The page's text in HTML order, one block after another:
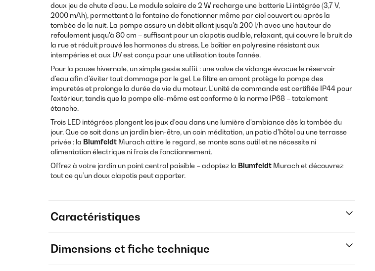
doux jeu de chute d'eau. Le module solaire de 2 W recharge une batterie Li intégrée (3,7 V,
2000 mAh), permettant à la fontaine de fonctionner même par ciel couvert ou après la
tombée de la nuit. La pompe assure un débit allant jusqu'à 200 l/h avec une hauteur de
refoulement jusqu'à 80 cm – suffisant pour un clapotis audible, relaxant, qui couvre le bruit de
la rue et réduit prouvé les hormones du stress. Le boîtier en polyresine résistant aux
intempéries et aux UV est conçu pour une utilisation toute l'année.
Pour la pause hivernale, un simple geste suffit : une valve de vidange évacue le réservoir
d'eau afin d'éviter tout dommage par le gel. Le filtre en amont protège la pompe des
impuretés et prolonge la durée de vie du moteur. L'unité de commande est certifiée IP44 pour
l'extérieur, tandis que la pompe elle-même est conforme à la norme IP68 – totalement
étanche.
Trois LED intégrées plongent les jeux d'eau dans une lumière d'ambiance dès la tombée du
jour. Que ce soit dans un jardin bien-être, un coin méditation, un patio d'hôtel ou une terrasse
privée : la Blumfeldt Murach attire le regard, se monte sans outil et ne nécessite ni
alimentation électrique ni frais de fonctionnement.
Offrez à votre jardin un point central paisible – adoptez la Blumfeldt Murach et découvrez
tout ce qu’un doux clapotis peut apporter.
Caractéristiques
Dimensions et fiche technique